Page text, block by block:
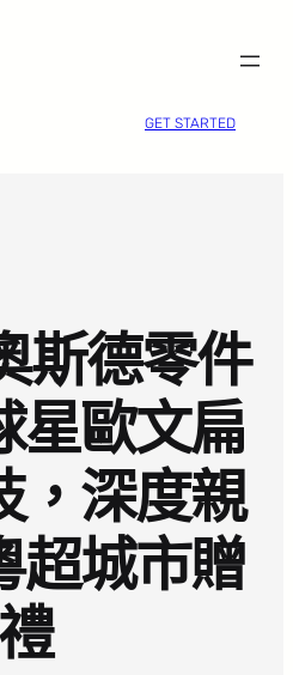
GET STARTED
斯德零件
星歐文扁
，深度親
超城市贈
禮